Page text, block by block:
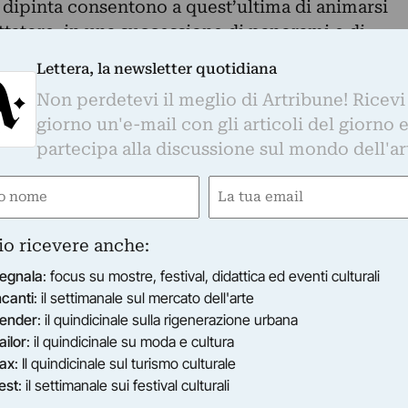
consentono a quest’ultima di animarsi
in una successione di panorami e di
come riferimento il tracciato pittorico di
un linguaggio che supera la staticità
la sovrapposizione di immagini in movimento,
piano diverso rispetto all’intento performativo
caso, infatti, l’oggetto che accoglie la
da supporto, ma è l’impronta primaria da
delle immagini proiettate. Allo stesso
in se stesso compiuto, il suo “ciclo vitale”
espressiva sono indipendenti dalla
dinamico interviene a dotarlo di una
suggestioni che nascono dalla continua
Una pittura in evoluzione, quindi, come
una pittura “viva” (living picture), capace di
in cui immergersi con i sensi e con
Lettera, la newsletter quotidiana
Non perdetevi il meglio di Artribune!
giorno un'e-mail con gli articoli del giorno
partecipa alla discussione sul mondo
Email
ricevere anche:
: focus su mostre, festival, didattica ed eventi culturali
: il settimanale sul mercato dell'arte
: il quindicinale sulla rigenerazione urbana
: il quindicinale su moda e cultura
: Il quindicinale sul turismo culturale
: il settimanale sui festival culturali